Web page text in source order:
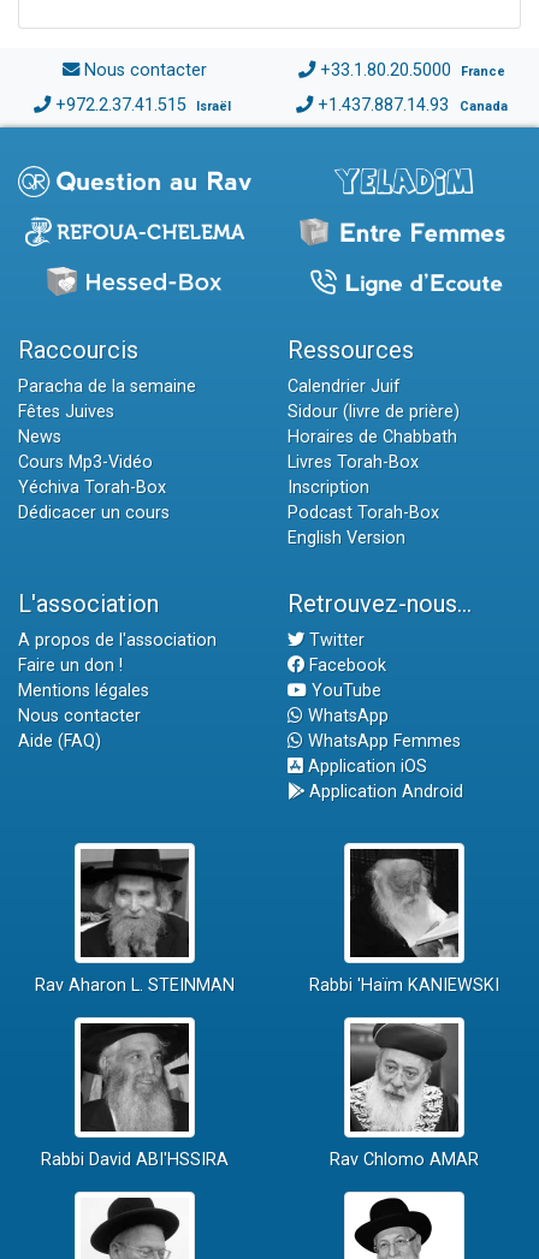
Nous contacter +33.1.80.20.5000 France
+972.2.37.41.515 Israël +1.437.887.14.93 Canada
Raccourcis
Paracha de la semaine
Fêtes Juives
News
Cours Mp3-Vidéo
Yéchiva Torah-Box
Dédicacer un cours
Ressources
Calendrier Juif
Sidour (livre de prière)
Horaires de Chabbath
Livres Torah-Box
Inscription
Podcast Torah-Box
English Version
L'association
A propos de l'association
Faire un don !
Mentions légales
Nous contacter
Aide (FAQ)
Retrouvez-nous...
Twitter
Facebook
YouTube
WhatsApp
WhatsApp Femmes
Application iOS
Application Android
Rav Aharon L. STEINMAN Rabbi 'Haïm KANIEWSKI
Rabbi David ABI'HSSIRA Rav Chlomo AMAR